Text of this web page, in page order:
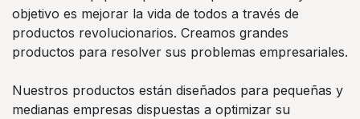
objetivo es mejorar la vida de todos a través de
productos revolucionarios. Creamos grandes
productos para resolver sus problemas empresariales.
Nuestros productos están diseñados para pequeñas y
medianas empresas dispuestas a optimizar su